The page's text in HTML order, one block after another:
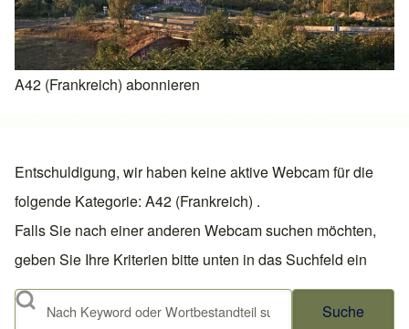
A42 (Frankreich) abonnieren
Entschuldigung, wir haben keine aktive Webcam für die
folgende Kategorie: A42 (Frankreich) .
Falls Sie nach einer anderen Webcam suchen möchten,
geben Sie Ihre Kriterien bitte unten in das Suchfeld ein
Suche